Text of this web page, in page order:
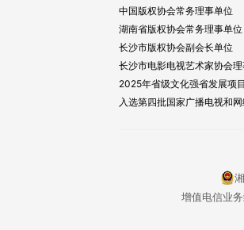
中国版权协会常务理事单位
湖南省版权协会常务理事单位
长沙市版权协会副会长单位
长沙市电影电视艺术家协会
2025年省级文化强省发展项目
入选第四批国家广播电视和
增值电信业